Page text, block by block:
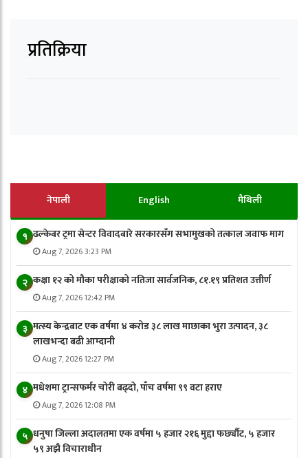
प्रतिक्रिया
नेपाली English मैथिली
१ ढल्केबर ट्रमा सेन्टर विवादबारे सरकारसँग सभामुखको तत्काल जवाफ माग
Aug 7, 2026 3:23 PM
२ कक्षा १२ को मौका परीक्षाको नतिजा सार्वजनिक, ८१.१९ प्रतिशत उत्तीर्ण
Aug 7, 2026 12:42 PM
३ मत्स्य केन्द्रबाट एक वर्षमा ४ करोड ३८ लाख माछाका भुरा उत्पादन, ३८
लाखभन्दा बढी आम्दानी
Aug 7, 2026 12:27 PM
४ मधेशमा ट्रान्सफर्मर चोरी बढ्दो, पाँच वर्षमा ९९ वटा हराए
Aug 7, 2026 12:08 PM
५ धनुषा जिल्ला अदालतमा एक वर्षमा ५ हजार २१६ मुद्दा फर्छ्यौट, ५ हजार
५९ अझै विचाराधीन